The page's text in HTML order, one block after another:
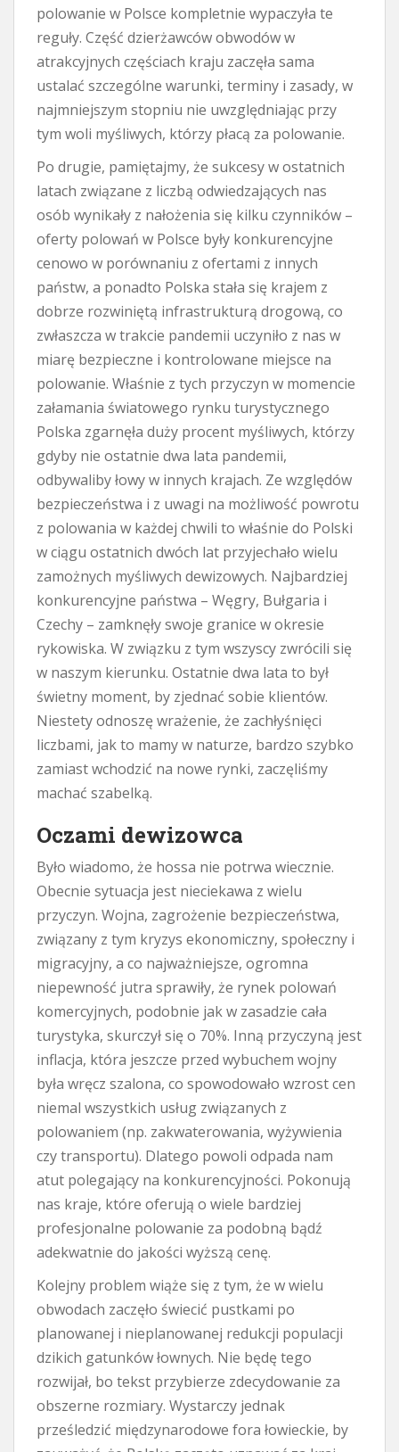
polowanie w Polsce kompletnie wypaczyła te
reguły. Część dzierżawców obwodów w
atrakcyjnych częściach kraju zaczęła sama
ustalać szczególne warunki, terminy i zasady, w
najmniejszym stopniu nie uwzględniając przy
tym woli myśliwych, którzy płacą za polowanie.
Po drugie, pamiętajmy, że sukcesy w ostatnich
latach związane z liczbą odwiedzających nas
osób wynikały z nałożenia się kilku czynników –
oferty polowań w Polsce były konkurencyjne
cenowo w porównaniu z ofertami z innych
państw, a ponadto Polska stała się krajem z
dobrze rozwiniętą infrastrukturą drogową, co
zwłaszcza w trakcie pandemii uczyniło z nas w
miarę bezpieczne i kontrolowane miejsce na
polowanie. Właśnie z tych przyczyn w momencie
załamania światowego rynku turystycznego
Polska zgarnęła duży procent myśliwych, którzy
gdyby nie ostatnie dwa lata pandemii,
odbywaliby łowy w innych krajach. Ze względów
bezpieczeństwa i z uwagi na możliwość powrotu
z polowania w każdej chwili to właśnie do Polski
w ciągu ostatnich dwóch lat przyjechało wielu
zamożnych myśliwych dewizowych. Najbardziej
konkurencyjne państwa – Węgry, Bułgaria i
Czechy – zamknęły swoje granice w okresie
rykowiska. W związku z tym wszyscy zwrócili się
w naszym kierunku. Ostatnie dwa lata to był
świetny moment, by zjednać sobie klientów.
Niestety odnoszę wrażenie, że zachłyśnięci
liczbami, jak to mamy w naturze, bardzo szybko
zamiast wchodzić na nowe rynki, zaczęliśmy
machać szabelką.
Oczami dewizowca
Było wiadomo, że hossa nie potrwa wiecznie.
Obecnie sytuacja jest nieciekawa z wielu
przyczyn. Wojna, zagrożenie bezpieczeństwa,
związany z tym kryzys ekonomiczny, społeczny i
migracyjny, a co najważniejsze, ogromna
niepewność jutra sprawiły, że rynek polowań
komercyjnych, podobnie jak w zasadzie cała
turystyka, skurczył się o 70%. Inną przyczyną jest
inflacja, która jeszcze przed wybuchem wojny
była wręcz szalona, co spowodowało wzrost cen
niemal wszystkich usług związanych z
polowaniem (np. zakwaterowania, wyżywienia
czy transportu). Dlatego powoli odpada nam
atut polegający na konkurencyjności. Pokonują
nas kraje, które oferują o wiele bardziej
profesjonalne polowanie za podobną bądź
adekwatnie do jakości wyższą cenę.
Kolejny problem wiąże się z tym, że w wielu
obwodach zaczęło świecić pustkami po
planowanej i nieplanowanej redukcji populacji
dzikich gatunków łownych. Nie będę tego
rozwijał, bo tekst przybierze zdecydowanie za
obszerne rozmiary. Wystarczy jednak
prześledzić międzynarodowe fora łowieckie, by